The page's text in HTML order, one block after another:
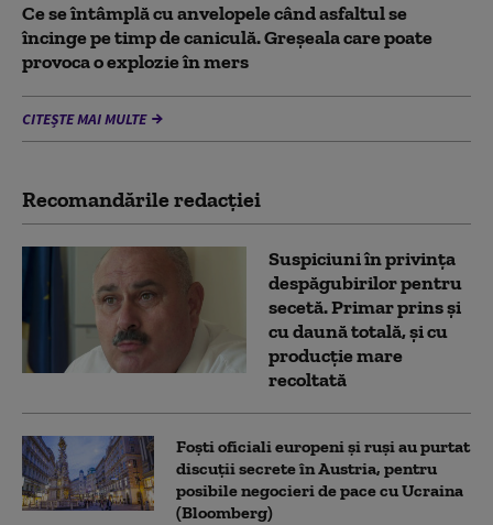
Ce se întâmplă cu anvelopele când asfaltul se
încinge pe timp de caniculă. Greșeala care poate
provoca o explozie în mers
CITEȘTE MAI MULTE
Recomandările redacţiei
Suspiciuni în privința
despăgubirilor pentru
secetă. Primar prins și
cu daună totală, și cu
producție mare
recoltată
Foști oficiali europeni și ruși au purtat
discuții secrete în Austria, pentru
posibile negocieri de pace cu Ucraina
(Bloomberg)